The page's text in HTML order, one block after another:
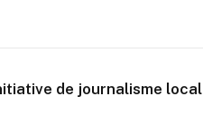
de journalisme local